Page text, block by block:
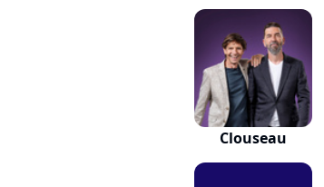
Clouseau